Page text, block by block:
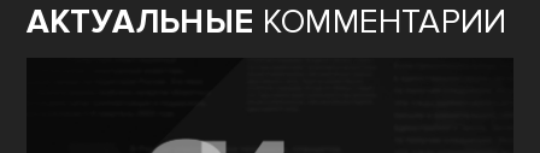
АКТУАЛЬНЫЕ КОММЕНТАРИИ